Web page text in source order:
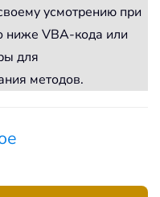
усмотрению при
ниже VBA-кода или
для
методов.